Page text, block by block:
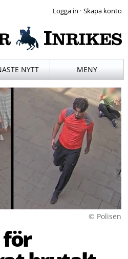
·
NYTT MENY
© Polisen
för